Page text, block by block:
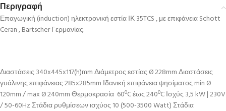
Περιγραφή
Επαγωγική (induction) ηλεκτρονική εστία ΙΚ 35TCS , με επιφάνεια Schott
Ceran , Bartscher Γερμανίας.
Διαστάσεις 340x445x117(h)mm Διάμετρος εστίας Ø 228mm Διαστάσεις
γυάλινης επιφάνειας 285x285mm Ιδανική επιφάνεια ψησίματος min Ø
120mm / max Ø 240mm Θερμοκρασία 60ºC έως 240ºC Ισχύς 3,5 kW | 230V
/ 50-60Hz Στάδια ρυθμίσεων ισχύος 10 (500-3500 Watt) Στάδια